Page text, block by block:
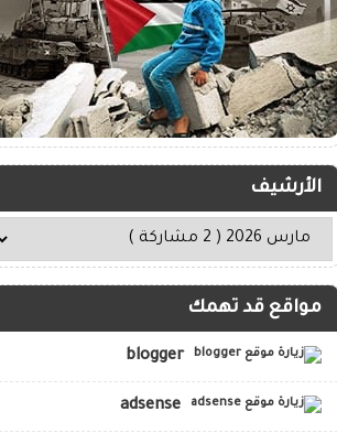
الأرشيف
مواقع قد تهمك
blogger